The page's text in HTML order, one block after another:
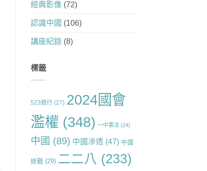
經典影像 (72)
認識中國 (106)
講座紀錄(8)
標籤
523遊行(27) 2024國會
濫權 (348) 一中憲法(24)
中國 (89) 中國滲透 (47) 中國
統戰 (29) 二二八 (233)